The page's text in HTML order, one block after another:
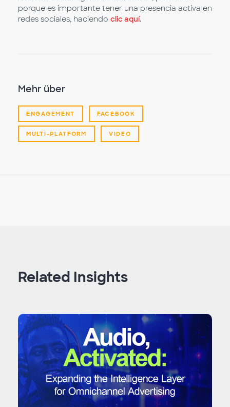
porque es importante tener una presencia activa en
redes sociales, haciendo clic aquí.
Mehr über
ENGAGEMENT FACEBOOK
MULTI-PLATFORM VIDEO
Related Insights